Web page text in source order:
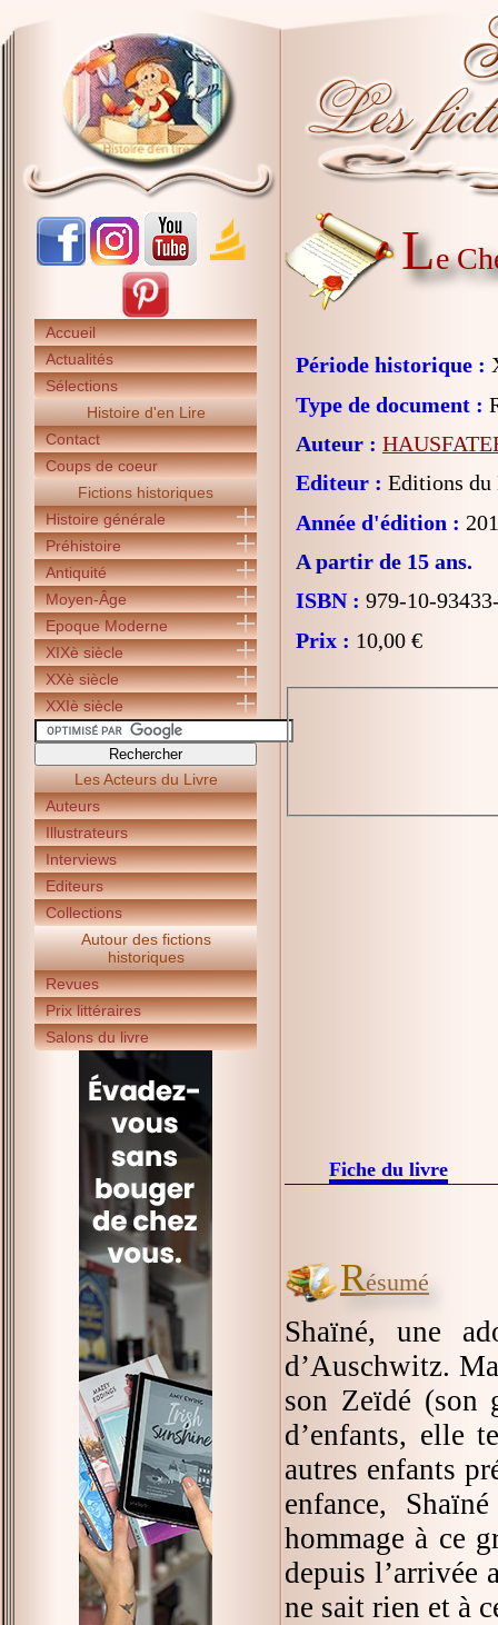
Accueil
Actualités
Sélections
Histoire d'en Lire
Contact
Coups de coeur
Fictions historiques
Histoire générale
Préhistoire
Antiquité
Moyen-Âge
Epoque Moderne
XIXè siècle
XXè siècle
XXIè siècle
Les Acteurs du Livre
Auteurs
Illustrateurs
Interviews
Editeurs
Collections
Autour des fictions
historiques
Revues
Prix littéraires
Salons du livre
Le
Période historique :
Type de document :
Auteur :
Editeur : Editions
Année d'édition :
A partir de 15 ans.
ISBN : 979-10-
Prix : 10,00 €
Fiche du livre
Résumé
Shaïné, une
d’Auschwitz.
son Zeïdé (son
d’enfants, elle
autres enfants
enfance,
hommage à ce
depuis l’arrivée
ne sait rien et à